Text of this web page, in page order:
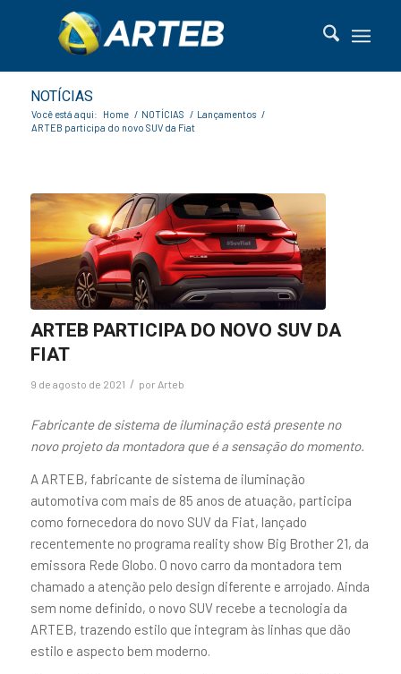
NOTÍCIAS
Você está aqui: Home / NOTÍCIAS / Lançamentos /
ARTEB participa do novo SUV da Fiat
ARTEB PARTICIPA DO NOVO SUV DA
FIAT
9 de agosto de 2021 / por Arteb
Fabricante de sistema de iluminação está presente no
novo projeto da montadora que é a sensação do momento.
A ARTEB, fabricante de sistema de iluminação
automotiva com mais de 85 anos de atuação, participa
como fornecedora do novo SUV da Fiat, lançado
recentemente no programa reality show Big Brother 21, da
emissora Rede Globo. O novo carro da montadora tem
chamado a atenção pelo design diferente e arrojado. Ainda
sem nome definido, o novo SUV recebe a tecnologia da
ARTEB, trazendo estilo que integram às linhas que dão
estilo e aspecto bem moderno.